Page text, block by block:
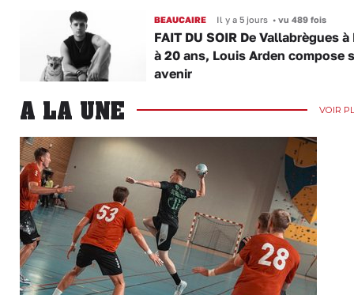
BEAUCAIRE Il y a 5 jours •vu 489 fois
FAIT DU SOIR De Vallabrègues à
à 20 ans, Louis Arden compose
avenir
A LA UNE VOIR